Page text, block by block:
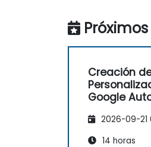
Creación
Google
2026-09-21
14 horas